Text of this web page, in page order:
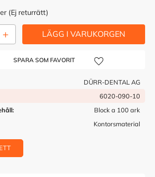
(Ej returrätt)
+
Lägg till i önskelista
DÜRR-DENTAL AG
6020-090-10
Block a 100 ark
Kontorsmaterial